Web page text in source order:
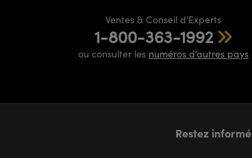
Ventes & Conseil d’Experts
1-800-363-1992
ou consulter les numéros d’autres pays
Restez informé